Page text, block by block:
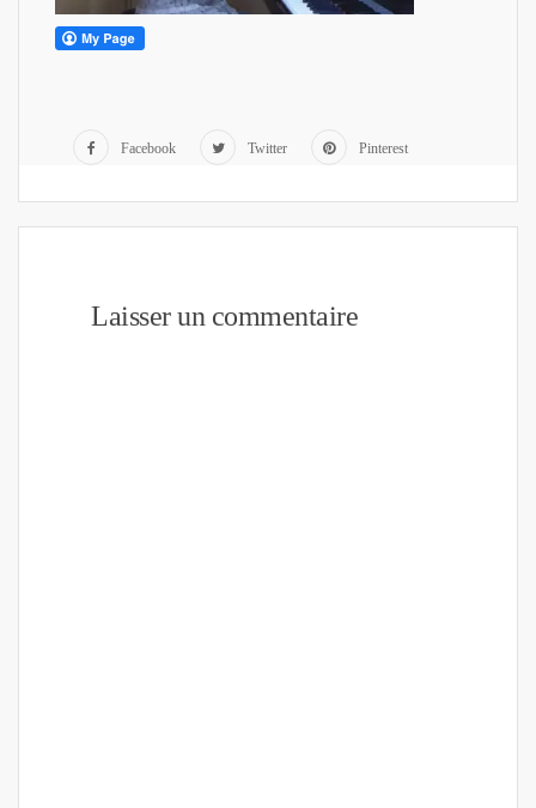
Facebook Twitter Pinterest
Laisser un commentaire